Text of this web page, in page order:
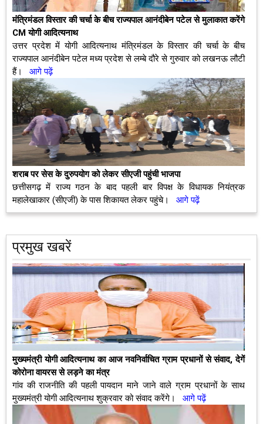
मंंत्रिमंडल विस्तार की चर्चा के बीच राज्यपाल आनंदीबेन पटेल से मुलाकात करेंगे
CM योगी आदित्यनाथ
उत्तर प्रदेश में योगी आदित्यनाथ मंत्रिमंडल के विस्तार की चर्चा के बीच
राज्यपाल आनंदीबेन पटेल मध्य प्रदेश से लम्बे दौरे से गुरुवार को लखनऊ लौटी
हैं।
आगे पढ़ें
शराब पर सेस के दुरुपयोग को लेकर सीएजी पहुंची भाजपा
छत्तीसगढ़ में राज्य गठन के बाद पहली बार विपक्ष के विधायक नियंत्रक
महालेखाकार (सीएजी) के पास शिकायत लेकर पहुंचे।
आगे पढ़ें
प्रमुख खबरें
मुख्यमंत्री योगी आदित्यनाथ का आज नवनिर्वाचित ग्राम प्रधानों से संवाद, देगें
कोरोना वायरस से लड़ने का मंत्र
गांव की राजनीति की पहली पायदान माने जाने वाले ग्राम प्रधानों के साथ
मुख्यमंत्री योगी आदित्यनाथ शुक्रवार को संवाद करेंगे।
आगे पढ़ें